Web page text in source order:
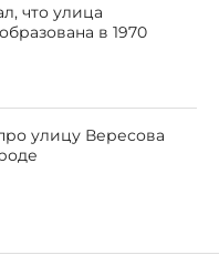
что улица
в 1970
улицу Вересова